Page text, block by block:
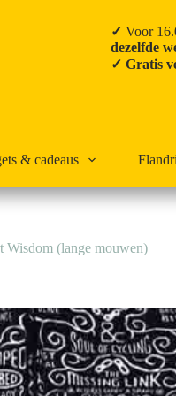
✓ Voor
dezelfde
✓ Gratis
& cadeaus
Wisdom (lange mouwen)